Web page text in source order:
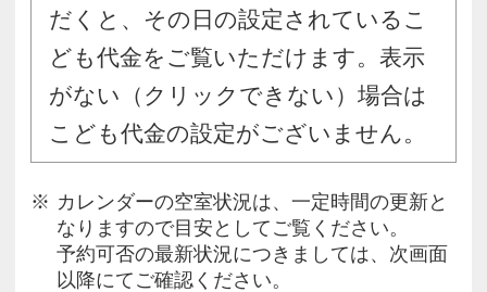
だくと、その日の設定されているこ
ども代金をご覧いただけます。表示
がない（クリックできない）場合は
こども代金の設定がございません。
カレンダーの空室状況は、一定時間の更新と
なりますので目安としてご覧ください。
予約可否の最新状況につきましては、次画面
以降にてご確認ください。